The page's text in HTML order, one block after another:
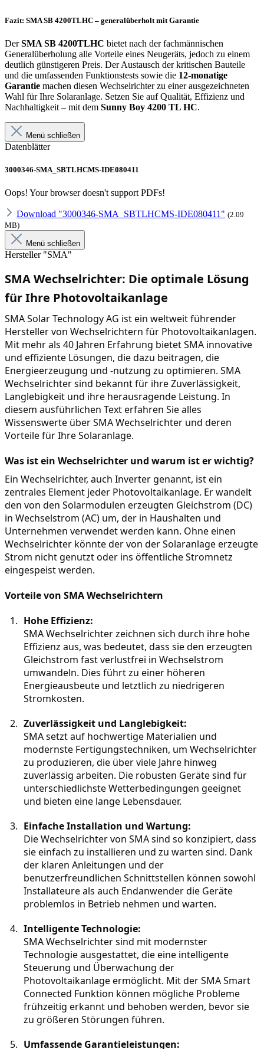
Fazit: SMA SB 4200TLHC – generalüberholt mit Garantie
DerSMA SB 4200TLHC bietet nach der fachmännischen
Generalüberholung alle Vorteile eines Neugeräts, jedoch zu einem
deutlich günstigeren Preis. Der Austausch der kritischen Bauteile
und die umfassenden Funktionstests sowie die 12-monatige
Garantie machen diesen Wechselrichter zu einer ausgezeichneten
Wahl für Ihre Solaranlage. Setzen Sie auf Qualität, Effizienz und
Nachhaltigkeit – mit dem Sunny Boy 4200 TL HC.
Menü schließen
Datenblätter
3000346-SMA_SBTLHCMS-IDE080411
Oops! Your browser doesn't support PDFs!
Download "3000346-SMA_SBTLHCMS-IDE080411" (2.09
MB)
Menü schließen
Hersteller "SMA"
SMA Wechselrichter: Die optimale Lösung
für Ihre Photovoltaikanlage
SMA Solar Technology AG ist ein weltweit führender
Hersteller von Wechselrichtern für Photovoltaikanlagen.
Mit mehr als 40 Jahren Erfahrung bietet SMA innovative
und effiziente Lösungen, die dazu beitragen, die
Energieerzeugung und -nutzung zu optimieren. SMA
Wechselrichter sind bekannt für ihre Zuverlässigkeit,
Langlebigkeit und ihre herausragende Leistung. In
diesem ausführlichen Text erfahren Sie alles
Wissenswerte über SMA Wechselrichter und deren
Vorteile für Ihre Solaranlage.
Was ist ein Wechselrichter und warum ist er wichtig?
Ein Wechselrichter, auch Inverter genannt, ist ein
zentrales Element jeder Photovoltaikanlage. Er wandelt
den von den Solarmodulen erzeugten Gleichstrom (DC)
in Wechselstrom (AC) um, der in Haushalten und
Unternehmen verwendet werden kann. Ohne einen
Wechselrichter könnte der von der Solaranlage erzeugte
Strom nicht genutzt oder ins öffentliche Stromnetz
eingespeist werden.
Vorteile von SMA Wechselrichtern
Hohe Effizienz:
SMA Wechselrichter zeichnen sich durch ihre hohe
Effizienz aus, was bedeutet, dass sie den erzeugten
Gleichstrom fast verlustfrei in Wechselstrom
umwandeln. Dies führt zu einer höheren
Energieausbeute und letztlich zu niedrigeren
Stromkosten.
Zuverlässigkeit und Langlebigkeit:
SMA setzt auf hochwertige Materialien und
modernste Fertigungstechniken, um Wechselrichter
zu produzieren, die über viele Jahre hinweg
zuverlässig arbeiten. Die robusten Geräte sind für
unterschiedlichste Wetterbedingungen geeignet
und bieten eine lange Lebensdauer.
Einfache Installation und Wartung:
Die Wechselrichter von SMA sind so konzipiert, dass
sie einfach zu installieren und zu warten sind. Dank
der klaren Anleitungen und der
benutzerfreundlichen Schnittstellen können sowohl
Installateure als auch Endanwender die Geräte
problemlos in Betrieb nehmen und warten.
Intelligente Technologie:
SMA Wechselrichter sind mit modernster
Technologie ausgestattet, die eine intelligente
Steuerung und Überwachung der
Photovoltaikanlage ermöglicht. Mit der SMA Smart
Connected Funktion können mögliche Probleme
frühzeitig erkannt und behoben werden, bevor sie
zu größeren Störungen führen.
Umfassende Garantieleistungen: